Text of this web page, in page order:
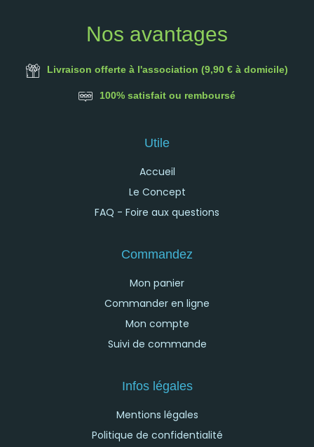
Nos avantages
Livraison offerte à l'association (9,90 € à domicile)
100% satisfait ou remboursé
Utile
Accueil
Le Concept
FAQ - Foire aux questions
Commandez
Mon panier
Commander en ligne
Mon compte
Suivi de commande
Infos légales
Mentions légales
Politique de confidentialité